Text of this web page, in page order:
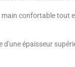
confortable
épaisseur